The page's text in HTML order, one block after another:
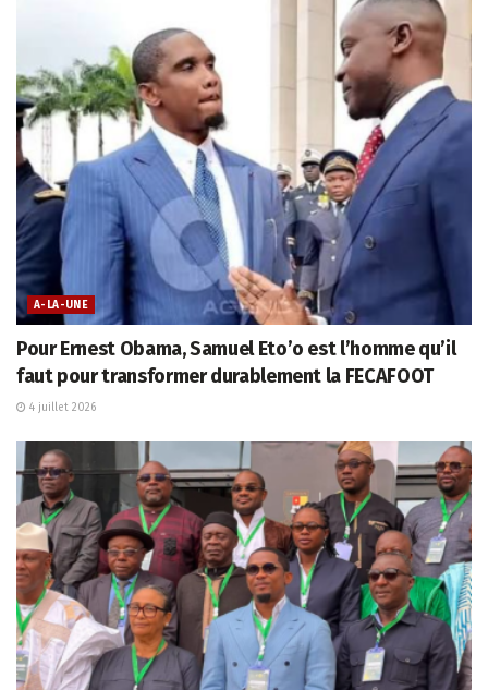
A-LA-UNE
Pour Ernest Obama, Samuel Eto’o est l’homme qu’il
faut pour transformer durablement la FECAFOOT
4 juillet 2026